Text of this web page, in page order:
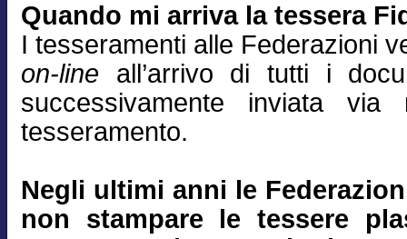
Quando mi arriva la tessera
I tesseramenti alle Federazioni
on-line all’arrivo di tutti i
successivamente inviata
tesseramento.
Negli ultimi anni le
non stampare le tessere